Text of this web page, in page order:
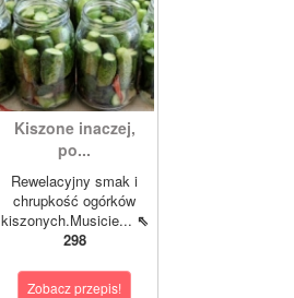
Kiszone inaczej,
po...
Rewelacyjny smak i
chrupkość ogórków
kiszonych.Musicie... ⇖
298
Zobacz przepis!